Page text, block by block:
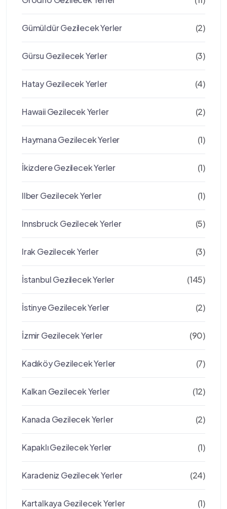
Gümüldür Gezilecek Yerler (2)
Gürsu Gezilecek Yerler (3)
Hatay Gezilecek Yerler (4)
Hawaii Gezilecek Yerler (2)
Haymana Gezilecek Yerler (1)
İkizdere Gezilecek Yerler (1)
Ilber Gezilecek Yerler (1)
Innsbruck Gezilecek Yerler (5)
Irak Gezilecek Yerler (3)
İstanbul Gezilecek Yerler (145)
İstinye Gezilecek Yerler (2)
İzmir Gezilecek Yerler (90)
Kadıköy Gezilecek Yerler (7)
Kalkan Gezilecek Yerler (12)
Kanada Gezilecek Yerler (2)
Kapaklı Gezilecek Yerler (1)
Karadeniz Gezilecek Yerler (24)
Kartalkaya Gezilecek Yerler (1)